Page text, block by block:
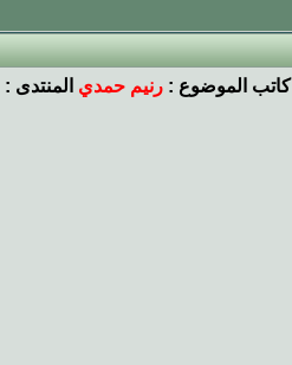
كاتب الموضوع : رنيم حمدي المنتدى :